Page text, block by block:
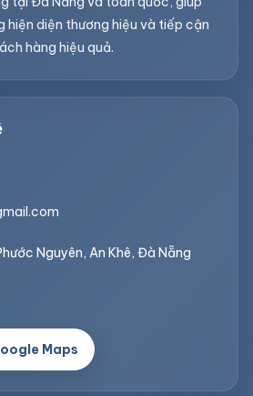
hiện diện thương hiệu và tiếp cận
hàng hiệu quả.
Nguyên, An Khê, Đà Nẵng
Maps